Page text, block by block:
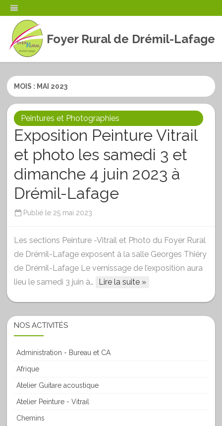
Foyer Rural de Drémil-Lafage
Skip
content
MOIS : MAI 2023
Peintures et Photographies
Exposition Peinture Vitrail
et photo les samedi 3 et
dimanche 4 juin 2023 à
Drémil-Lafage
Publié le 25 mai 2023
Les sections Peinture -Vitrail et Photo du Foyer Rural
de Drémil-Lafage exposent à la salle Georges Thiéry
de Drémil-Lafage Le vernissage de l’exposition aura
lieu le samedi 3 juin à…
Lire la suite »
NOS ACTIVITÉS
Administration - Bureau et CA
Afrique
Atelier Guitare acoustique
Atelier Peinture - Vitrail
Chemins